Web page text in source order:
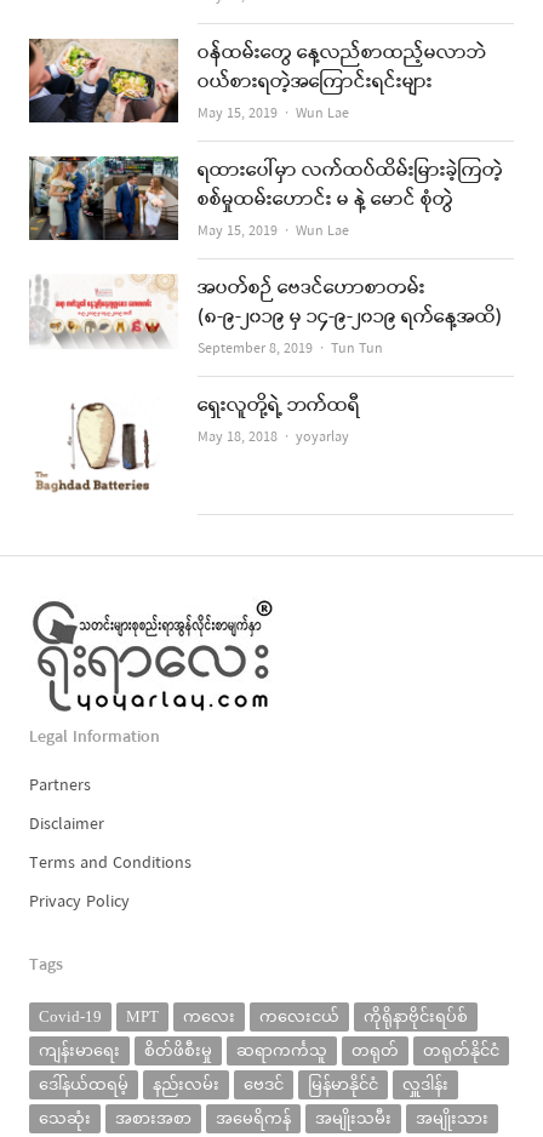
ဝန်ထမ်းတွေ နေ့လည်စာထည့်မလာဘဲ
ဝယ်စားရတဲ့အကြောင်းရင်းများ
May 15, 2019 Author
Wun Lae
ရထားပေါ်မှာ လက်ထပ်ထိမ်းမြားခဲ့ကြတဲ့
စစ်မှုထမ်းဟောင်း မ နဲ့ မောင် စုံတွဲ
May 15, 2019 Author
Wun Lae
အပတ်စဉ် ဗေဒင်ဟောစာတမ်း
(၈-၉-၂၀၁၉ မှ ၁၄-၉-၂၀၁၉ ရက်နေ့အထိ)
September 8, 2019 Author
Tun Tun
ရှေးလူတို့ရဲ့ ဘက်ထရီ
May 18, 2018 Author
yoyarlay
Legal Information
Partners
Disclaimer
Terms and Conditions
Privacy Policy
Tags
Covid-19 MPT ကလေး ကလေးငယ်
ကိုရိုနာဗိုင်းရပ်စ်
ကျန်းမာရေး
စိတ်ဖိစီးမှု ဆရာကင်္ကသူ တရုတ်
တရုတ်နိုင်ငံ
ဒေါ်နယ်ထရမ့်
နည်းလမ်း ဗေဒင် မြန်မာနိုင်ငံ
လှူဒါန်း
သေဆုံး
အစားအစာ အမေရိကန် အမျိုးသမီး အမျိုးသား